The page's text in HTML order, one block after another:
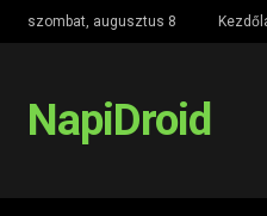
szombat, augusztus 8
NapiDroid